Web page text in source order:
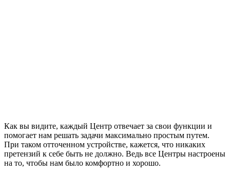
Как вы видите, каждый Центр отвечает за свои функции и
помогает нам решать задачи максимально простым путем.
При таком отточенном устройстве, кажется, что никаких
претензий к себе быть не должно. Ведь все Центры настроены
на то, чтобы нам было комфортно и хорошо.